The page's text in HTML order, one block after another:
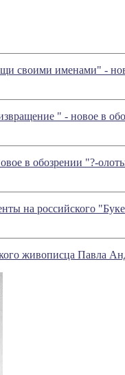
своими именами" -
" - новое в
в обозрении "?-
на российского
живописца Павла